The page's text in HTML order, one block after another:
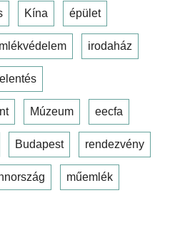
Kína épület
irodaház
Múzeum eecfa
Budapest rendezvény
műemlék